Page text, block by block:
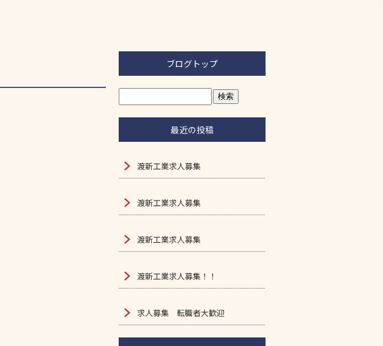
ブログトップ
最近の投稿
渡新工業求人募集
渡新工業求人募集
渡新工業求人募集
渡新工業求人募集！！
求人募集 転職者大歓迎